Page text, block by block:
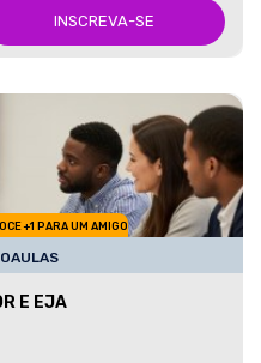
INSCREVA-SE
+1 PARA UM AMIGO
E EJA